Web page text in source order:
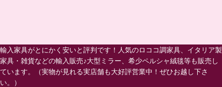
輸入家具がとにかく安いと評判です！人気のロココ調家具、イタリア製
家具・雑貨などの輸入販売♪大型ミラー、希少ペルシャ絨毯等も販売し
ています。（実物が見れる実店舗も大好評営業中！ぜひお越し下さ
い。）